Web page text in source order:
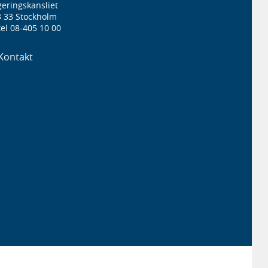
33 Stockholm
08-405 10 00